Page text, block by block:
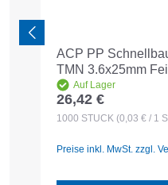
ACP PP
TMN 3.6x25mm
Auf Lager
Regulärer Preis:
26,42 €
1000 STÜCK (0,03 € / 1
Preise inkl. MwSt. zzgl.